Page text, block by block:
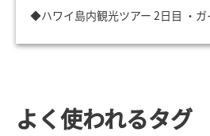
◆ハワイ島内観光ツアー 2日目 ・ガ
よく使われるタグ